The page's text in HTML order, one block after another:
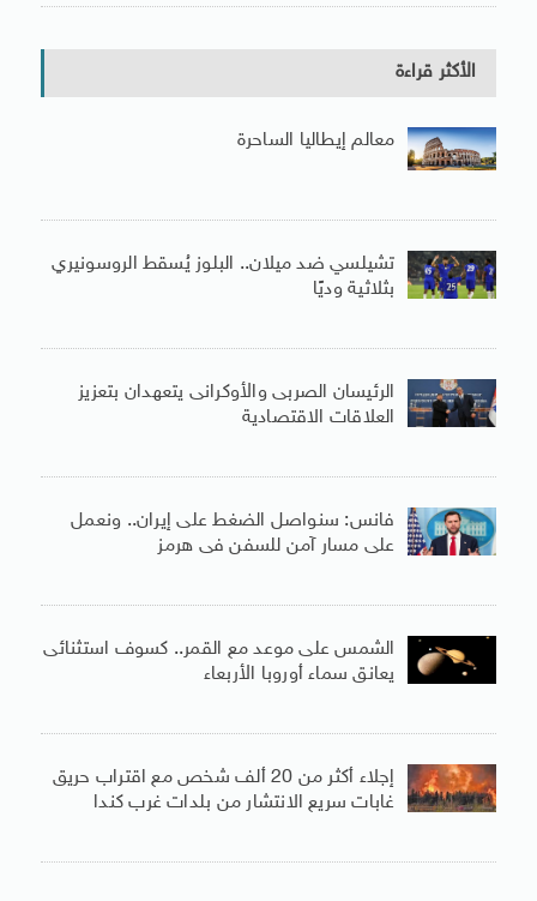
الأكثر قراءة
معالم إيطاليا الساحرة
تشيلسي ضد ميلان.. البلوز يُسقط الروسونيري
بثلاثية وديًا
الرئيسان الصربى والأوكرانى يتعهدان بتعزيز
العلاقات الاقتصادية
فانس: سنواصل الضغط على إيران.. ونعمل
على مسار آمن للسفن فى هرمز
الشمس على موعد مع القمر.. كسوف استثنائى
يعانق سماء أوروبا الأربعاء
إجلاء أكثر من 20 ألف شخص مع اقتراب حريق
غابات سريع الانتشار من بلدات غرب كندا